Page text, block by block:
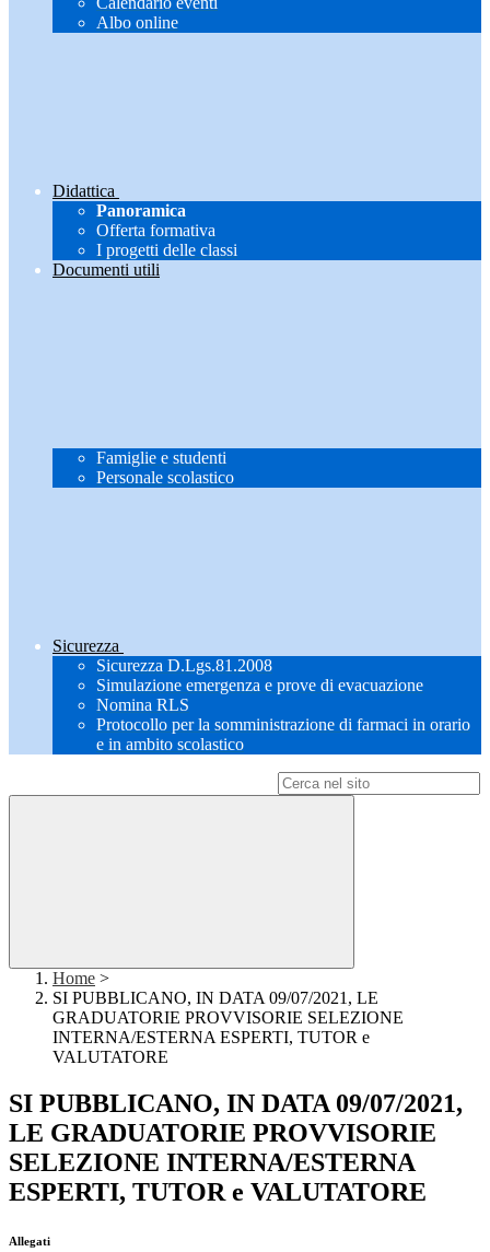
Albo online
Didattica
Panoramica
Offerta formativa
I progetti delle classi
Documenti utili
Famiglie e studenti
Personale scolastico
Sicurezza
Sicurezza D.Lgs.81.2008
Simulazione emergenza e prove di evacuazione
Nomina RLS
Protocollo per la somministrazione di farmaci in orario
e in ambito scolastico
Home >
SI PUBBLICANO, IN DATA 09/07/2021, LE
GRADUATORIE PROVVISORIE SELEZIONE
INTERNA/ESTERNA ESPERTI, TUTOR e
VALUTATORE
SI PUBBLICANO, IN DATA 09/07/2021,
LE GRADUATORIE PROVVISORIE
SELEZIONE INTERNA/ESTERNA
ESPERTI, TUTOR e VALUTATORE
Allegati